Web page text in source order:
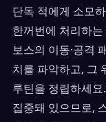
단독 적에게 소모
한꺼번에 처리하
보스의 이동·공격
치를 파악하고, 그
루틴을 정립하세
집중돼 있으므로,